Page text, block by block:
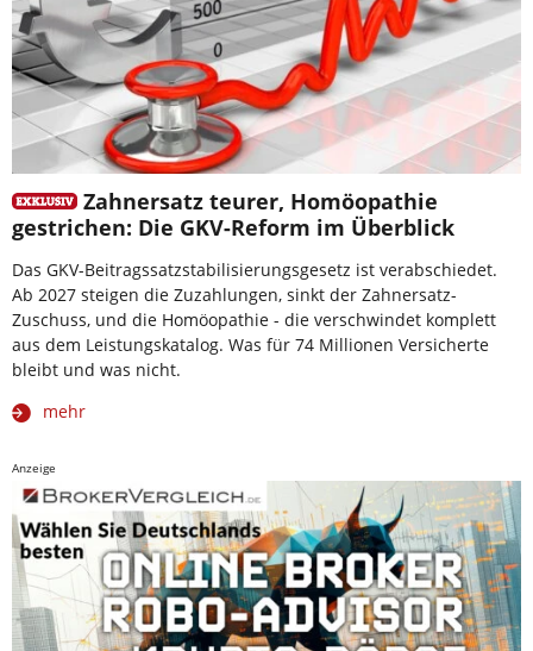
Zahnersatz teurer, Homöopathie
gestrichen: Die GKV-Reform im Überblick
Das GKV-Beitragssatzstabilisierungsgesetz ist verabschiedet.
Ab 2027 steigen die Zuzahlungen, sinkt der Zahnersatz-
Zuschuss, und die Homöopathie - die verschwindet komplett
aus dem Leistungskatalog. Was für 74 Millionen Versicherte
bleibt und was nicht.
mehr
Anzeige